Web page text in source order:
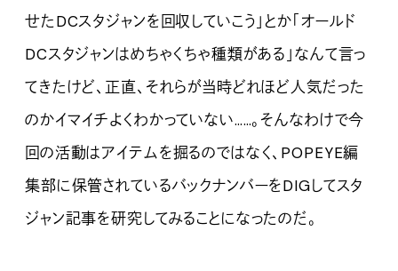
せたDCスタジャンを回収していこう」とか「オールド
DCスタジャンはめちゃくちゃ種類がある」なんて言っ
てきたけど、正直、それらが当時どれほど人気だった
のかイマイチよくわかっていない……。そんなわけで今
回の活動はアイテムを掘るのではなく、POPEYE編
集部に保管されているバックナンバーをDIGしてスタ
ジャン記事を研究してみることになったのだ。